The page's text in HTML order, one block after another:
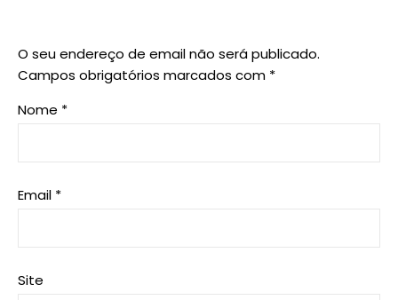
O seu endereço de email não será publicado.
Campos obrigatórios marcados com *
Nome *
Email *
Site